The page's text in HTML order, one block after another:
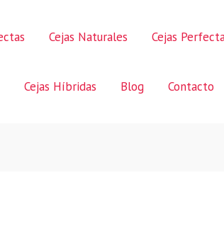
Cejas Naturales Cejas
Cejas Híbridas Blog Contacto